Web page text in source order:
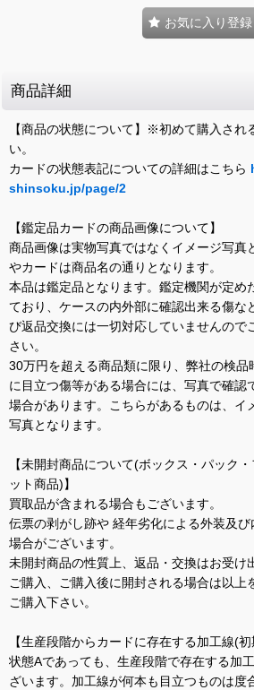
お気に入り登録
商品詳細
【商品の状態について】※初めて購入され
い。
カードの状態表記についての詳細はこちら
shinsoku.jp/page/2
【鑑定品カードの商品画像について】
商品画像は実物写真ではなくイメージ写真
やカードは商品名の通りとなります。
本品は鑑定品となります。鑑定機関が定め
ており、ケースの内外部に確認出来る傷な
び返品交換には一切対応していませんので
さい。
30万円を超える商品類に限り、弊社の検品
に目立つ傷等がある場合には、写真で確認
場合があります。こちらがあるものは、イ
写真となります。
【未開封商品について(ボックス・パック
ット商品)】
買取品が含まれる場合もございます。
伝票の剥がし跡や 経年劣化による外装及
場合がございます。
未開封商品の性質上、返品・交換はお受け
ご購入、ご購入後に開封される場合は以上
ご購入下さい。
【生産段階からカードに存在する加工線(初
状態Aであっても、生産段階で存在する加
ざいます。加工線が何本も目立つものは度